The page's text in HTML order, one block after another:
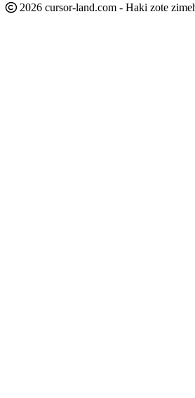
2026 cursor-land.com - Haki zote